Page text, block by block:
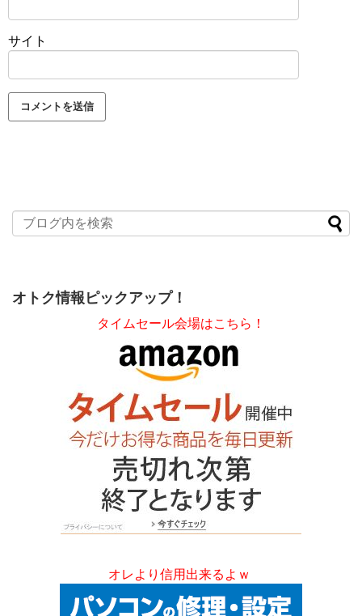
サイト
オトク情報ピックアップ！
タイムセール会場はこちら！
オレより信用出来るよｗ